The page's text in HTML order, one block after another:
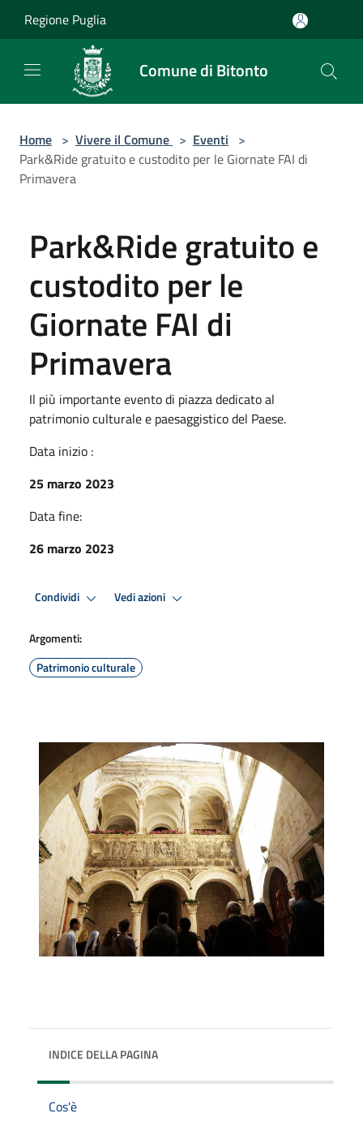
Regione Puglia
Comune di Bitonto
Home > Vivere il Comune > Eventi >
Park&Ride gratuito e custodito per le Giornate FAI di
Primavera
Park&Ride gratuito e
custodito per le
Giornate FAI di
Primavera
Il più importante evento di piazza dedicato al
patrimonio culturale e paesaggistico del Paese.
Data inizio :
25 marzo 2023
Data fine:
26 marzo 2023
Condividi Vedi azioni
Argomenti:
Patrimonio culturale
INDICE DELLA PAGINA
Cos'è